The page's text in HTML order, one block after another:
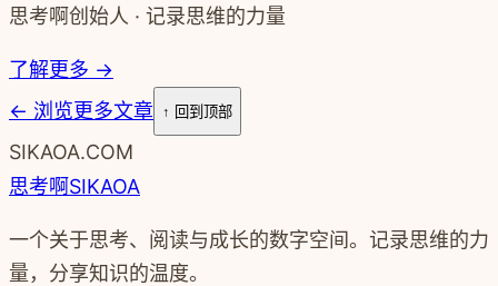
思考啊创始人 · 记录思维的力量
了解更多 →
← 浏览更多文章 ↑ 回到顶部
SIKAOA.COM
思考啊SIKAOA
一个关于思考、阅读与成长的数字空间。记录思维的力
量，分享知识的温度。